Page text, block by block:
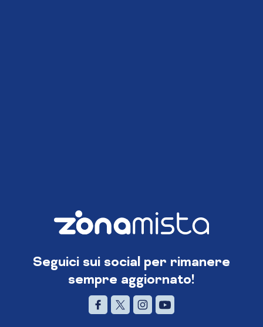
Seguici sui social per rimanere
sempre aggiornato!